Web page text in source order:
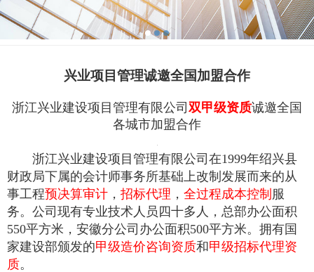
案例中心
联系我们
兴业项目管理诚邀全国加盟合作
浙江兴业建设项目管理有限公司 双甲级资质诚邀全国
各城市加盟合作
浙江兴业建设项目管理有限公司在1999年绍兴县
财政局下属的会计师事务所基础上改制发展而来的从
事工程预决算审计 ， 招标代理 ， 全过程成本控制 服
务。公司现有专业技术人员四十多人，总部办公面积
550平方米，安徽分公司办公面积500平方米。拥有国
家建设部颁发的甲级造价咨询资质和甲级招标代理资
质。